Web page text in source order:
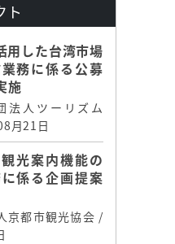
ト
用した台湾市場
務に係る公募
施
法人ツーリズム
月21日
光案内機能の
係る企画提案
京都市観光協会 /